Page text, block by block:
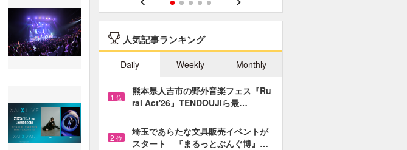
人気記事ランキング
Daily Weekly Monthly
1 位
熊本県人吉市の野外音楽フェス『Ru
ral Act'26』TENDOUJIら最…
2 位
埼玉であらたな文具販売イベントが
スタート 『まるっとぶんぐ博』…